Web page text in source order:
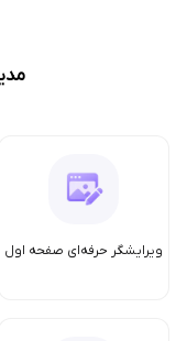
ویرایشگر حرفه‌ای صفحه اول